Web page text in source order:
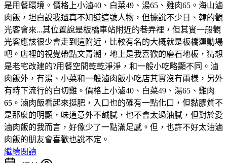
是用餐環境。價格上小滷40、白菜49、湯65、雞肉65。海山滷
肉飯，坦白說我還真不知道這號人物，但據說不少日、韓的觀
光客會來...其位置說是板橋車站附近的巷弄裡，但其實一般觀
光客應該很少會走到這附近，比較有名的大概就是板橋運動場
吧。店裡的視覺帶點文青潮，地上是我喜歡的磨石地板，猜想
是老宅改建的?用餐空間乾乾淨淨，和一般小吃略顯不同。滷
肉飯外，有湯、小菜和一般滷肉飯小吃店其實沒有兩樣，另外
有時下流行的白切雞。價格上小滷40、白菜49、湯65、雞肉
65。滷肉飯看起來挺肥，入口也的確有一點化口，但黏膠質不
是那麼的明顯，味道意外不鹹膩，也不會太過油膩，但對於愛
滷肉飯的我而言，好像少了一點滿足感。但，也許不好太油滷
肉飯的朋友會喜歡也說不定。
繼續閱讀